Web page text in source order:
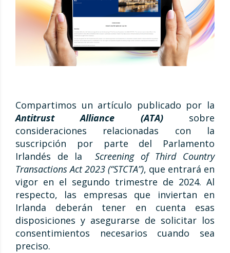
Compartimos un artículo publicado por la
Antitrust Alliance (ATA)sobre
consideraciones relacionadas con la
suscripción por parte del Parlamento
Irlandés de laScreening of Third Country
Transactions Act 2023 (“STCTA”), que entrará en
vigor en el segundo trimestre de 2024. Al
respecto, las empresas que inviertan en
Irlanda deberán tener en cuenta esas
disposiciones y asegurarse de solicitar los
consentimientos necesarios cuando sea
preciso.